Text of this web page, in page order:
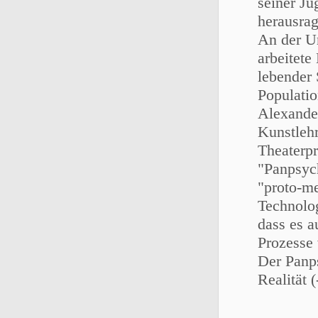
An der
lebender
"proto-
dass es
Der
Realität